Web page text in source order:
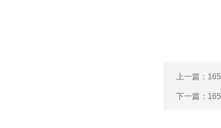
上一篇：
下一篇：